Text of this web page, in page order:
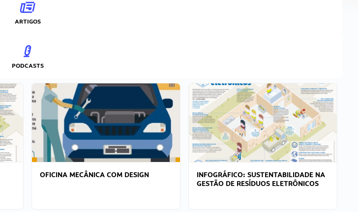
ARTIGOS
PODCASTS
OFICINA MECÂNICA COM DESIGN
INFOGRÁFICO: SUSTENTABILIDADE NA
GESTÃO DE RESÍDUOS ELETRÔNICOS